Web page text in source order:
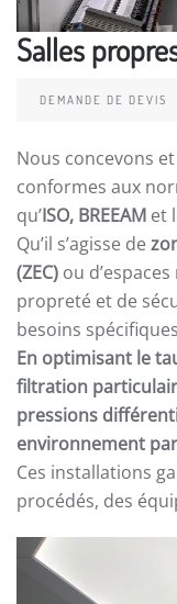
Salles
DEMANDE DE DEVIS
Nous concevons
conformes aux
qu’ISO, BREEAM et
Qu’il s’agisse de
(ZEC) ou
propreté et de
besoins
En optimisant le
filtration
pressions
environnement
Ces installations
procédés, des